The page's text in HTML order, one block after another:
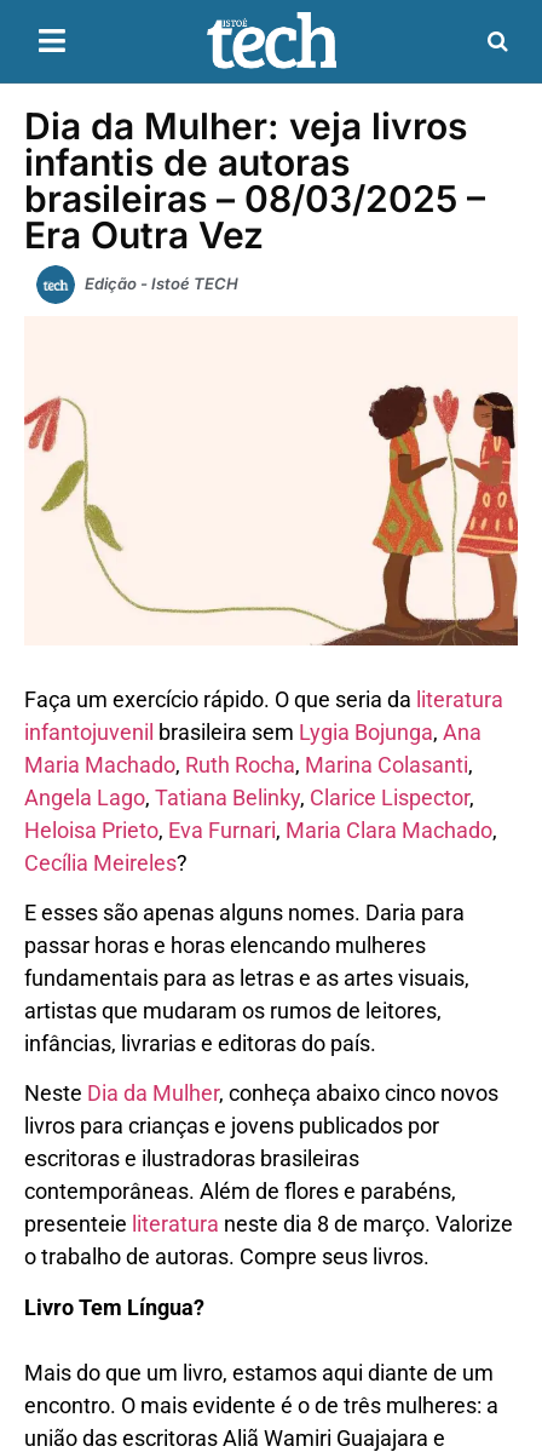
Dia da Mulher: veja livros
infantis de autoras
brasileiras – 08/03/2025 –
Era Outra Vez
Edição - Istoé TECH
Faça um exercício rápido. O que seria da literatura
infantojuvenil brasileira sem Lygia Bojunga, Ana
Maria Machado, Ruth Rocha, Marina Colasanti,
Angela Lago, Tatiana Belinky, Clarice Lispector,
Heloisa Prieto, Eva Furnari, Maria Clara Machado,
Cecília Meireles?
E esses são apenas alguns nomes. Daria para
passar horas e horas elencando mulheres
fundamentais para as letras e as artes visuais,
artistas que mudaram os rumos de leitores,
infâncias, livrarias e editoras do país.
Neste Dia da Mulher, conheça abaixo cinco novos
livros para crianças e jovens publicados por
escritoras e ilustradoras brasileiras
contemporâneas. Além de flores e parabéns,
presenteie literatura neste dia 8 de março. Valorize
o trabalho de autoras. Compre seus livros.
Livro Tem Língua?
Mais do que um livro, estamos aqui diante de um
encontro. O mais evidente é o de três mulheres: a
união das escritoras Aliã Wamiri Guajajara e